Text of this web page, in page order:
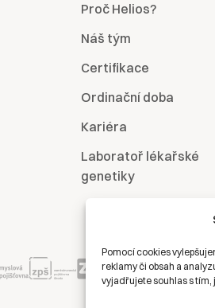
Pomocí cookies
reklamy či obsah a
vyjadřujete souhlas s tím,
Proč Helios?
Náš tým
Certifikace
Ordinační doba
Kariéra
Laboratoř lékařské
genetiky